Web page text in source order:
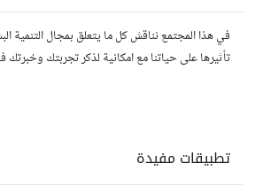
في هذا المجتمع نناقش كل ما يتعلق بمجال التنمية
تأثيرها على حياتنا مع امكانية لذكر تجربتك
مقالات وروابط وفيديوهات مفيدة تعمل على التحفيز
تطبيقات مفيدة